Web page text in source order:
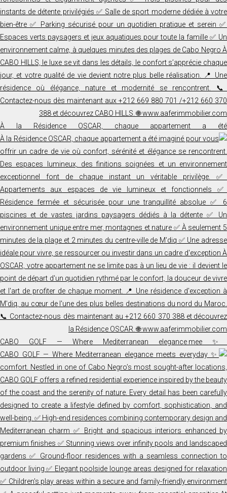
À la Résidence OSCAR, chaque appartement a été
✨ CABO GOLF — Where Mediterranean elegance mee